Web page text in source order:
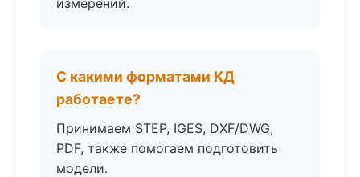
измерений.
С какими форматами КД
работаете?
Принимаем STEP, IGES, DXF/DWG,
PDF, также помогаем подготовить
модели.